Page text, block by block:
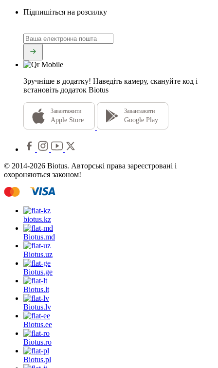
Підпишіться на розсилку
Зручніше в додатку! Наведіть камеру, скануйте код і
встановіть додаток Biotus
Завантажити
Apple Store
Завантажити
Google Play
© 2014-2026 Biotus. Авторські права зареєстровані і
охороняються законом!
biotus.kz
Biotus.md
Biotus.uz
Biotus.ge
Biotus.lt
Biotus.lv
Biotus.ee
Biotus.ro
Biotus.pl